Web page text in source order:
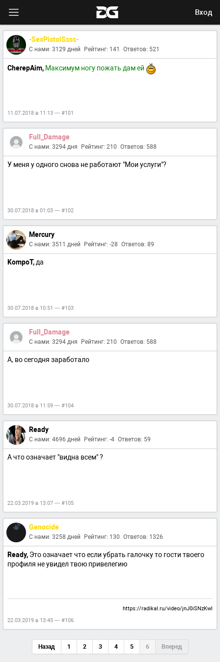
Вход
-SexPistolSsss-
С нами: 3129 дней Рейтинг: 141 Ответов: 521
CherepAim, Максимум ногу пожать дам ей
11.07.2018 в 11:13 — #101
Full_Damage
С нами: 3294 дня Рейтинг: 210 Ответов: 588
У меня у одного снова не работают "Мои услуги"?
30.07.2018 в 01:03 — #102
Mercury
С нами: 3511 дней Рейтинг: -28 Ответов: 89
KompoT, да
30.07.2018 в 10:51 — #103
Full_Damage
С нами: 3294 дня Рейтинг: 210 Ответов: 588
А, во сегодня заработало
30.07.2018 в 11:59 — #104
Ready
С нами: 4696 дней Рейтинг: -4 Ответов: 59
А что означает "видна всем" ?
22.03.2019 в 13:07 — #105
Genocide
С нами: 3258 дней Рейтинг: 130 Ответов: 1326
Ready, Это означает что если убрать галочку то гости твоего
профиля не увидел твою привелегию
https://radikal.ru/video/jnJ0iSNzKwl
22.03.2019 в 13:45 — #106
Назад 1 2 3 4 5 6 Вперед